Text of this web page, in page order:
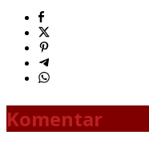
Komentar